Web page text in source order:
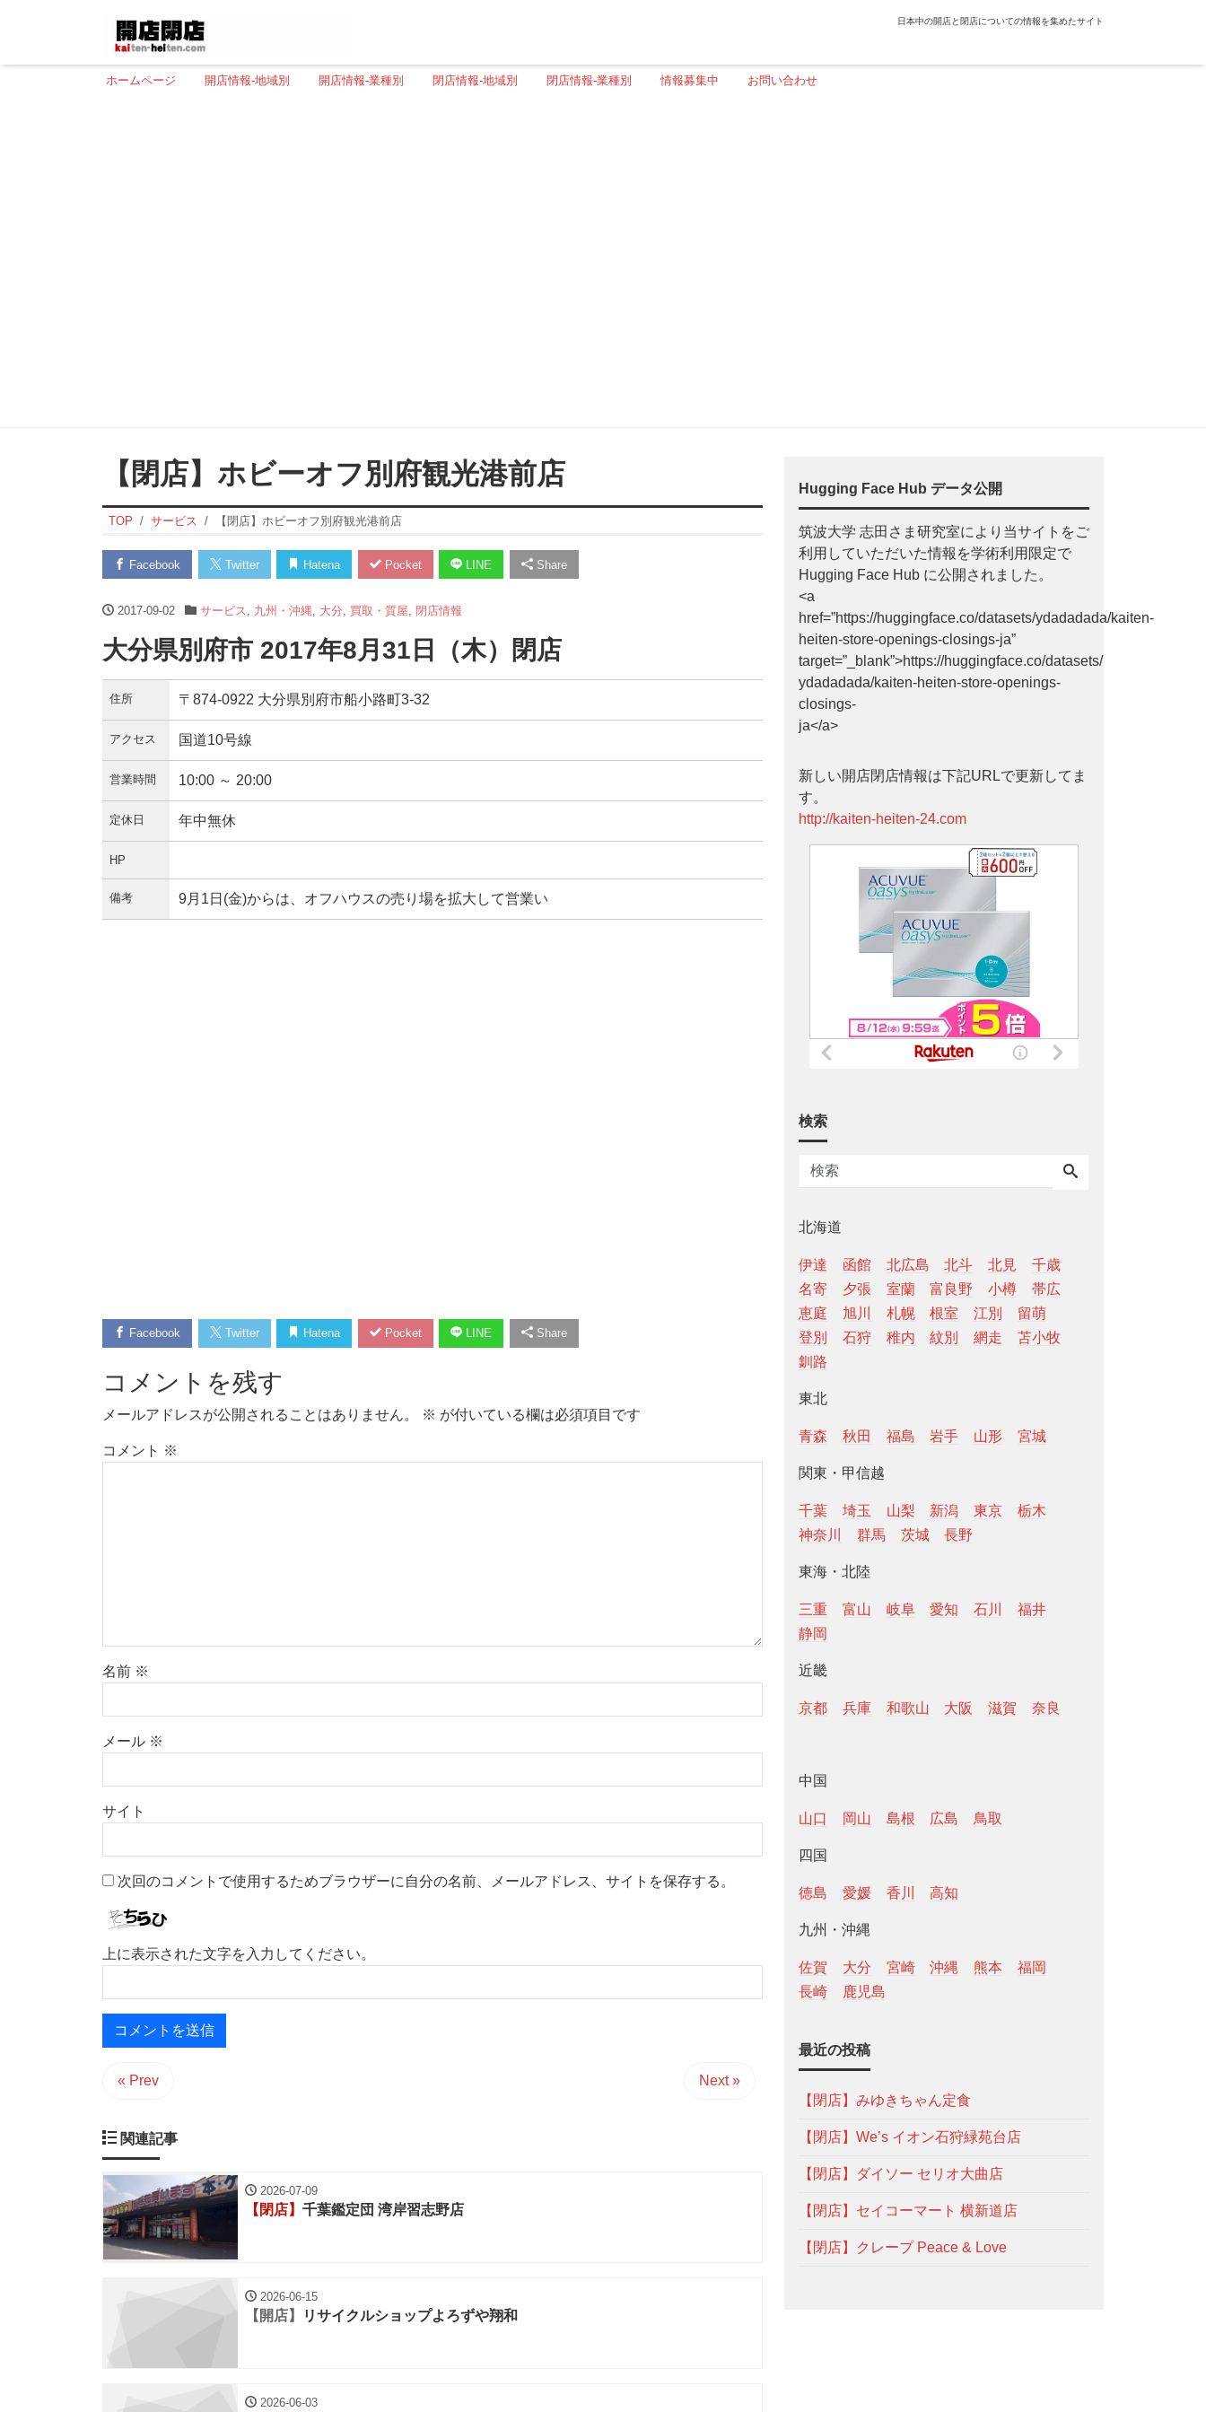
日本中の開店と閉店についての情報を集めたサイト
ホームページ 開店情報-地域別 開店情報-業種別 閉店情報-地域別 閉店情報-業種別 情報募集中 お問い合わせ
【閉店】ホビーオフ別府観光港前店
TOP サービス 【閉店】ホビーオフ別府観光港前店
Facebook Twitter Hatena Pocket LINE Share
2017-09-02 サービス 九州・沖縄 大分 買取・質屋 閉店情報
大分県別府市 2017年8月31日（木）閉店
住所 〒874-0922 大分県別府市船小路町3-32
アクセス 国道10号線
営業時間 10:00 ～ 20:00
定休日 年中無休
HP
備考 9月1日(金)からは、オフハウスの売り場を拡大して営業い
Facebook Twitter Hatena Pocket LINE Share
コメントを残す
メールアドレスが公開されることはありません。 ※ が付いている欄は必須項目です
コメント ※
名前 ※
メール ※
サイト
次回のコメントで使用するためブラウザーに自分の名前、メールアドレス、サイトを保存する。
上に表示された文字を入力してください。
« Prev Next »
関連記事
2026-07-09
【閉店】 千葉鑑定団 湾岸習志野店
2026-06-15
【開店】 リサイクルショップよろずや翔和
2026-06-03
Hugging Face Hub データ公開
筑波大学 志田さま研究室により当サイトをご
利用していただいた情報を学術利用限定で
Hugging Face Hub に公開されました。
<a
href=”https://huggingface.co/datasets/ydadadada/kaiten-
heiten-store-openings-closings-ja”
target=”_blank”>https://huggingface.co/datasets/
ydadadada/kaiten-heiten-store-openings-
closings-
ja</a>
新しい開店閉店情報は下記URLで更新してま
す。
http://kaiten-heiten-24.com
検索
北海道
伊達 函館 北広島 北斗 北見
千歳
名寄
夕張 室蘭 富良野 小樽
帯広
恵庭
旭川 札幌 根室 江別
留萌
登別
石狩 稚内 紋別 網走
苫小牧
釧路
東北
青森 秋田 福島 岩手 山形 宮城
関東・甲信越
千葉 埼玉 山梨 新潟 東京
栃木
神奈川
群馬 茨城 長野
東海・北陸
三重 富山 岐阜 愛知 石川
福井
静岡
近畿
京都 兵庫 和歌山 大阪 滋賀 奈良
中国
山口 岡山 島根 広島 鳥取
四国
徳島 愛媛 香川 高知
九州・沖縄
佐賀 大分 宮崎 沖縄 熊本
福岡
長崎
鹿児島
最近の投稿
【閉店】みゆきちゃん定食
【閉店】We’s イオン石狩緑苑台店
【閉店】ダイソー セリオ大曲店
【閉店】セイコーマート 横新道店
【閉店】クレープ Peace & Love